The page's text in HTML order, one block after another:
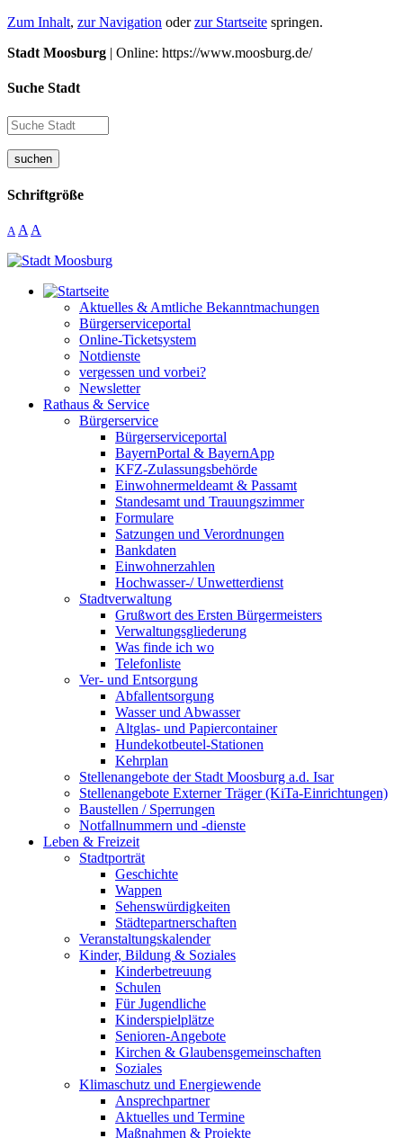
Zum Inhalt, zur Navigation oderzur Startseite springen.
Stadt Moosburg | Online: https://www.moosburg.de/
Suche Stadt
suchen
Schriftgröße
A A A
Aktuelles & Amtliche Bekanntmachungen
Bürgerserviceportal
Online-Ticketsystem
Notdienste
vergessen und vorbei?
Newsletter
Rathaus & Service
Bürgerservice
Bürgerserviceportal
BayernPortal & BayernApp
KFZ-Zulassungsbehörde
Einwohnermeldeamt & Passamt
Standesamt und Trauungszimmer
Formulare
Satzungen und Verordnungen
Bankdaten
Einwohnerzahlen
Hochwasser-/ Unwetterdienst
Stadtverwaltung
Grußwort des Ersten Bürgermeisters
Verwaltungsgliederung
Was finde ich wo
Telefonliste
Ver- und Entsorgung
Abfallentsorgung
Wasser und Abwasser
Altglas- und Papiercontainer
Hundekotbeutel-Stationen
Kehrplan
Stellenangebote der Stadt Moosburg a.d. Isar
Stellenangebote Externer Träger (KiTa-Einrichtungen)
Baustellen / Sperrungen
Notfallnummern und -dienste
Leben & Freizeit
Stadtporträt
Geschichte
Wappen
Sehenswürdigkeiten
Städtepartnerschaften
Veranstaltungskalender
Kinder, Bildung & Soziales
Kinderbetreuung
Schulen
Für Jugendliche
Kinderspielplätze
Senioren-Angebote
Kirchen & Glaubensgemeinschaften
Soziales
Klimaschutz und Energiewende
Ansprechpartner
Aktuelles und Termine
Maßnahmen & Projekte